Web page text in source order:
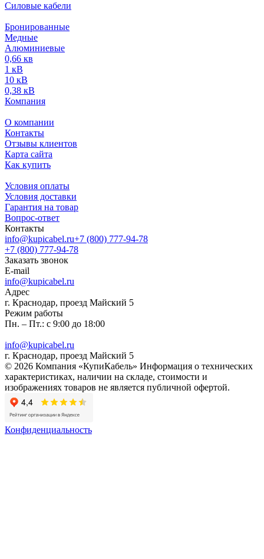
Силовые кабели
Бронированные
Медные
Алюминиевые
0,66 кв
1 кВ
10 кВ
0,38 кВ
Компания
О компании
Контакты
Отзывы клиентов
Карта сайта
Как купить
Условия оплаты
Условия доставки
Гарантия на товар
Вопрос-ответ
Контакты
info@kupicabel.ru+7 (800) 777-94-78
+7 (800) 777-94-78
Заказать звонок
E-mail
info@kupicabel.ru
Адрес
г. Краснодар, проезд Майский 5
Режим работы
Пн. – Пт.: с 9:00 до 18:00
info@kupicabel.ru
г. Краснодар, проезд Майский 5
© 2026 Компания «КупиКабель» Информация о технических
характеристиках, наличии на складе, стоимости и
изображениях товаров не является публичной офертой.
Конфиденциальность